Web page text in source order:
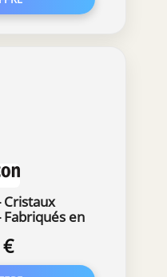
Cristaux
en